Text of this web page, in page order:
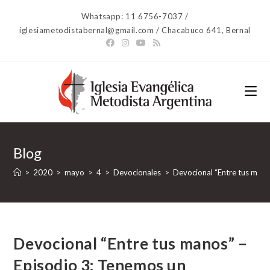
contenido
Whatsapp: 11 6756-7037 /
iglesiametodistabernal@gmail.com / Chacabuco 641, Bernal
Blog
> 2020 > mayo > 4 > Devocionales > Devocional “Entre tus
Devocional “Entre tus manos” –
Episodio 3: Tenemos un